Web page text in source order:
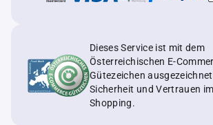
Dieses Service ist mit dem
Österreichischen E-
Gütezeichen
Sicherheit und Vertrauen
Shopping.